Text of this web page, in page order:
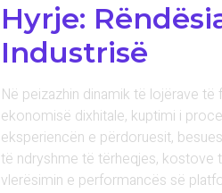
Hyrje:
Industrisë
Në peizazhin dinamik të lojërave
ekonomisë dixhitale, kuptimi i
eksperiencën e përdoruesit,
të ndryshme të tërheqjes, kostove
vlerësimin e performancës së